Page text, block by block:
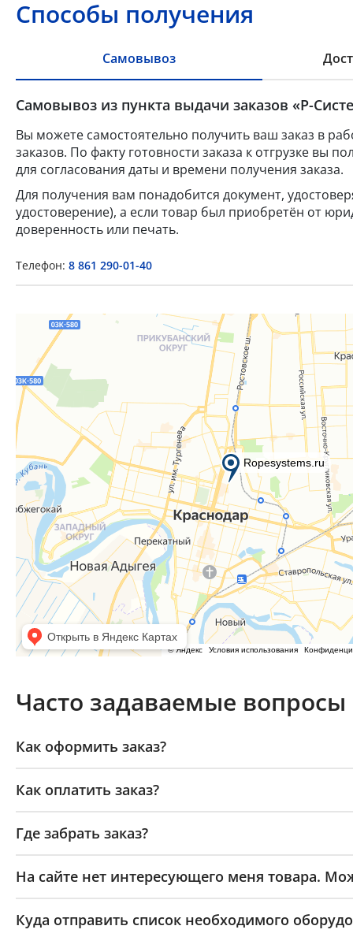
Способы получения
Самовывоз
Самовывоз из пункта выдачи заказов «Р-
Вы можете самостоятельно получить ваш заказ в
заказов. По факту готовности заказа к отгрузке вы
для согласования даты и времени получения заказа.
Для получения вам понадобится документ,
удостоверение), а если товар был приобретён от
доверенность или печать.
Телефон: 8 861 290-01-40
Часто задаваемые вопросы
Как оформить заказ?
Как оплатить заказ?
Где забрать заказ?
На сайте нет интересующего меня товара.
Куда отправить список необходимого